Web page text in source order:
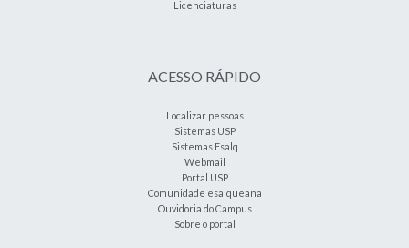
Licenciaturas
ACESSO RÁPIDO
Localizar pessoas
Sistemas USP
Sistemas Esalq
Webmail
Portal USP
Comunidade esalqueana
Ouvidoria do Campus
Sobre o portal